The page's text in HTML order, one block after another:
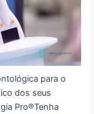
para o
dos seus
Pro®Tenha